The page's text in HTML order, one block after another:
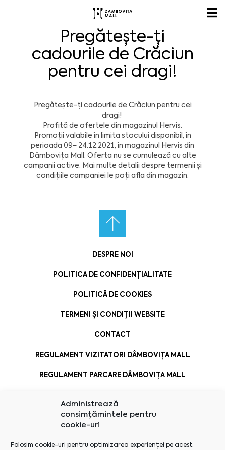
Administrează
consimțămintele pentru
cookie-uri
Folosim cookie-uri pentru optimizarea experienței pe acest
Pregătește-ți
cadourile de Crăciun
pentru cei dragi!
Pregătește-ți cadourile de Crăciun pentru cei
dragi!
Profită de ofertele din magazinul Hervis.
Promoții valabile în limita stocului disponibil, în
perioada 09− 24.12.2021, în magazinul Hervis din
Dâmbovița Mall. Oferta nu se cumulează cu alte
campanii active. Mai multe detalii despre termenii și
condițiile campaniei le poți afla din magazin.
DESPRE NOI
POLITICA DE CONFIDENȚIALITATE
POLITICĂ DE COOKIES
TERMENI ȘI CONDIȚII WEBSITE
CONTACT
REGULAMENT VIZITATORI DÂMBOVIȚA MALL
REGULAMENT PARCARE DÂMBOVIȚA MALL